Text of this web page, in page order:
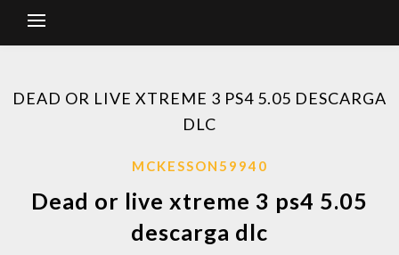
DEAD OR LIVE XTREME 3 PS4 5.05 DESCARGA
DLC
MCKESSON59940
Dead or live xtreme 3 ps4 5.05
descarga dlc